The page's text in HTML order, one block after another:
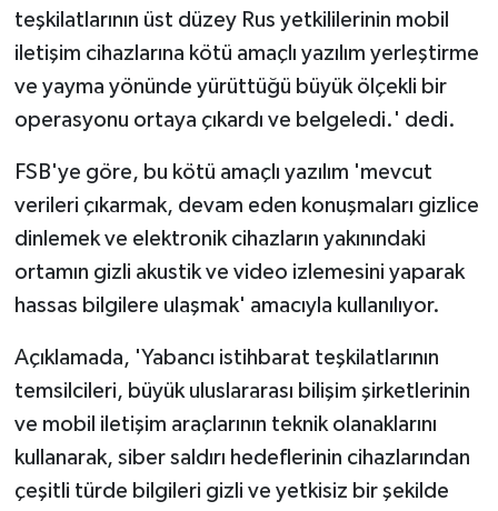
teşkilatlarının üst düzey Rus yetkililerinin mobil
iletişim cihazlarına kötü amaçlı yazılım yerleştirme
ve yayma yönünde yürüttüğü büyük ölçekli bir
operasyonu ortaya çıkardı ve belgeledi.' dedi.
FSB'ye göre, bu kötü amaçlı yazılım 'mevcut
verileri çıkarmak, devam eden konuşmaları gizlice
dinlemek ve elektronik cihazların yakınındaki
ortamın gizli akustik ve video izlemesini yaparak
hassas bilgilere ulaşmak' amacıyla kullanılıyor.
Açıklamada, 'Yabancı istihbarat teşkilatlarının
temsilcileri, büyük uluslararası bilişim şirketlerinin
ve mobil iletişim araçlarının teknik olanaklarını
kullanarak, siber saldırı hedeflerinin cihazlarından
çeşitli türde bilgileri gizli ve yetkisiz bir şekilde